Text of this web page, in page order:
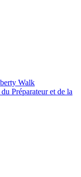
Walk
Préparateur et de la